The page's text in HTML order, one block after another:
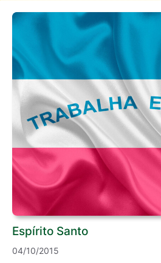
Espírito Santo
04/10/2015